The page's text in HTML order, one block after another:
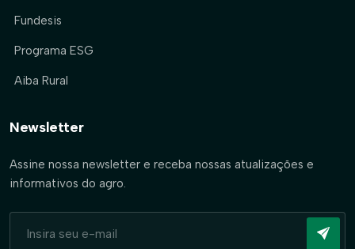
Fundesis
Programa ESG
Aiba Rural
Newsletter
Assine nossa newsletter e receba nossas atualizações e
informativos do agro.